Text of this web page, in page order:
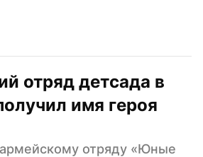
отряд детсада в
имя героя
отряду «Юные